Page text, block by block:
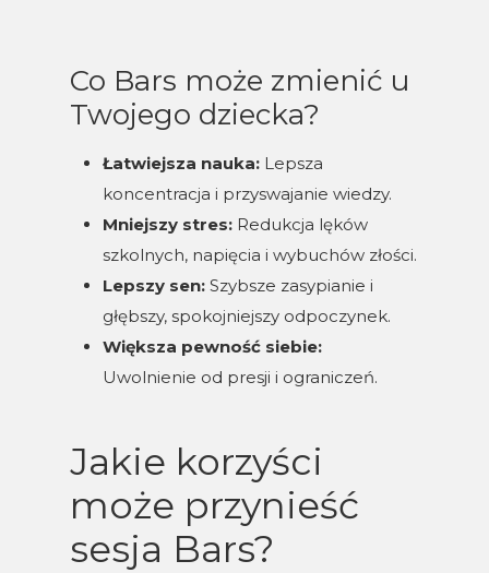
Co Bars może zmienić u
Twojego dziecka?
Łatwiejsza nauka: Lepsza
koncentracja i przyswajanie wiedzy.
Mniejszy stres: Redukcja lęków
szkolnych, napięcia i wybuchów złości.
Lepszy sen: Szybsze zasypianie i
głębszy, spokojniejszy odpoczynek.
Większa pewność siebie:
Uwolnienie od presji i ograniczeń.
Jakie korzyści
może przynieść
sesja Bars?